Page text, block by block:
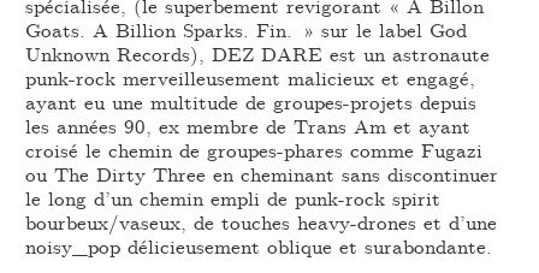
Goats. A Billion Sparks. Fin. » sur le label God
Unknown Records), DEZ DARE est un astronaute
punk-rock merveilleusement malicieux et engagé,
ayant eu une multitude de groupes-projets depuis
les années 90, ex membre de Trans Am et ayant
croisé le chemin de groupes-phares comme Fugazi
ou The Dirty Three en cheminant sans discontinuer
le long d’un chemin empli de punk-rock spirit
bourbeux/vaseux, de touches heavy-drones et d’une
noisy_pop délicieusement oblique et surabondante.